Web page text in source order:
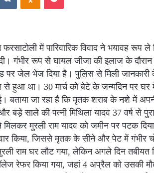
फरसाटोली में पारिवारिक विवाद ने भयावह रूप
गंभीर रूप से घायल जीजा की इलाज के
पर जेल भेज दिया है। पुलिस से मिली
से हुआ था। 30 मार्च को बेटे के जन्मदिन पर
बताया जा रहा है कि मृतक शराब के नशे में
बड़े साले की पत्नी मिथिला यादव 37 वर्ष से
ने मिलकर मुरली राम यादव को जमीन पर पटक
किया, जिससे मृतक के सीने और पेट में गंभीर
राम घर लौट गया, लेकिन अगले दिन तबीयत
किया गया, जहां 4 अप्रैल को उसकी मौत